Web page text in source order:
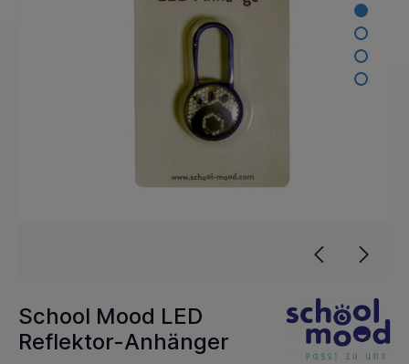
School Mood LED
Reflektor-Anhänger